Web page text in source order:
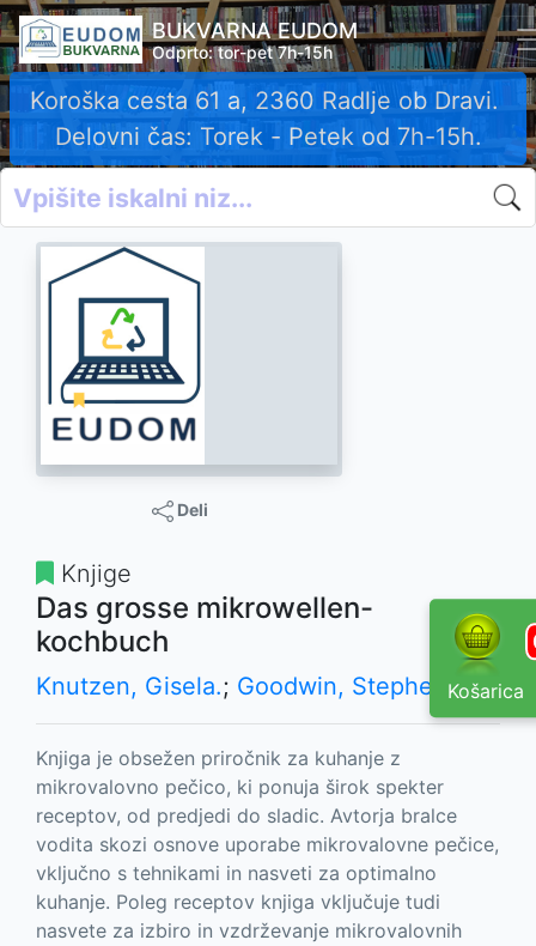
BUKVARNA EUDOM
Odprto: tor-pet 7h-15h
Koroška cesta 61 a, 2360 Radlje ob Dravi.
Delovni čas: Torek - Petek od 7h-15h.
Košarica
Deli
Knjige
Das grosse mikrowellen-
kochbuch
Knutzen, Gisela.; Goodwin, Stephen.;
Knjiga je obsežen priročnik za kuhanje z
mikrovalovno pečico, ki ponuja širok spekter
receptov, od predjedi do sladic. Avtorja bralce
vodita skozi osnove uporabe mikrovalovne pečice,
vključno s tehnikami in nasveti za optimalno
kuhanje. Poleg receptov knjiga vključuje tudi
nasvete za izbiro in vzdrževanje mikrovalovnih